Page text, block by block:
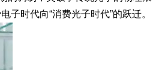
时代向“消费光子时代”的跃迁。